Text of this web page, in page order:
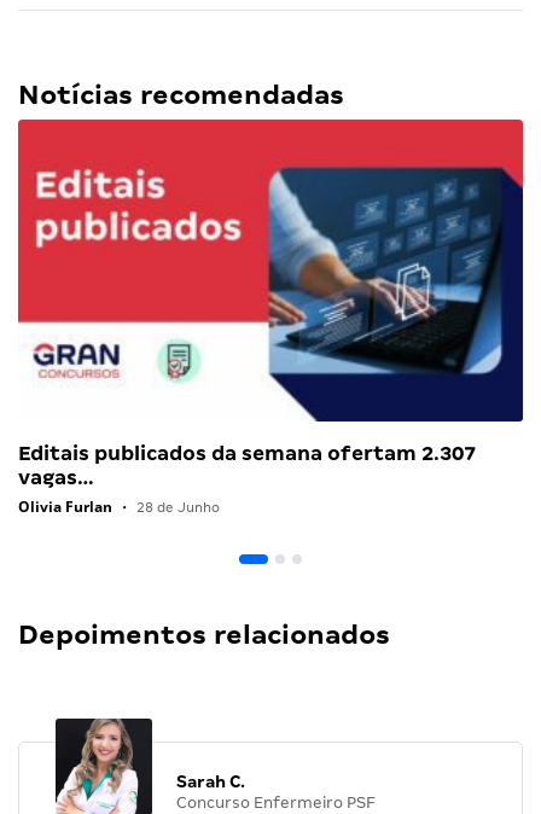
Notícias recomendadas
Editais publicados da semana ofertam 2.307
vagas…
Olivia Furlan • 28 de Junho
Depoimentos relacionados
Sarah C.
Concurso Enfermeiro PSF